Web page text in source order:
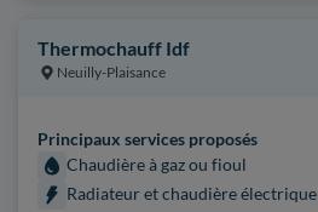
Thermochauff Idf
Neuilly-Plaisance
Principaux services proposés
Chaudière à gaz ou fioul
Radiateur et chaudière électrique